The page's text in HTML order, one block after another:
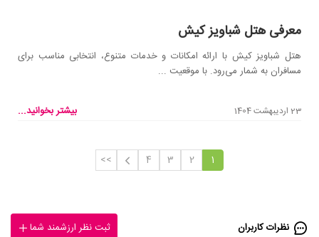
معرفی هتل شباویز کیش
هتل شباویز کیش با ارائه امکانات و خدمات متنوع، انتخابی مناسب برای
مسافران به شمار می‌رود. با موقعیت ...
23 اردیبهشت 1404 بیشتر بخوانید...
1
2
3
4
>>
نظرات کاربران ثبت نظر ارزشمند شما